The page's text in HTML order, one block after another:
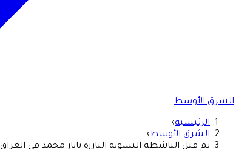
الشرق الأوسط
الرئيسية›
الشرق الأوسط›
تم قتل الناشطة النسوية البارزة يانار محمد في العراق